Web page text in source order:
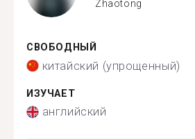
Zhaotong
СВОБОДНЫЙ
китайский (упрощенный)
ИЗУЧАЕТ
английский